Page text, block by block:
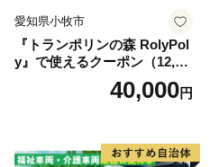
愛知県小牧市
『トランポリンの森 RolyPol
y』で使えるクーポン（12,00
40,000円